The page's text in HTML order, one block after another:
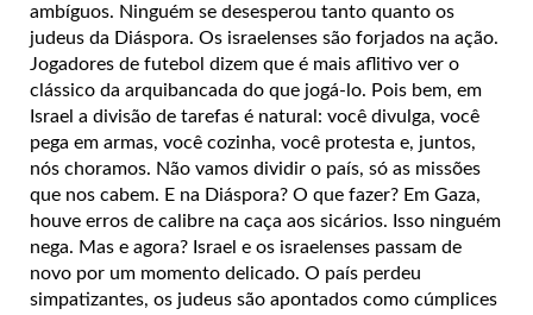
ambíguos. Ninguém se desesperou tanto quanto os
judeus da Diáspora. Os israelenses são forjados na ação.
Jogadores de futebol dizem que é mais aflitivo ver o
clássico da arquibancada do que jogá-lo. Pois bem, em
Israel a divisão de tarefas é natural: você divulga, você
pega em armas, você cozinha, você protesta e, juntos,
nós choramos. Não vamos dividir o país, só as missões
que nos cabem. E na Diáspora? O que fazer? Em Gaza,
houve erros de calibre na caça aos sicários. Isso ninguém
nega. Mas e agora? Israel e os israelenses passam de
novo por um momento delicado. O país perdeu
simpatizantes, os judeus são apontados como cúmplices